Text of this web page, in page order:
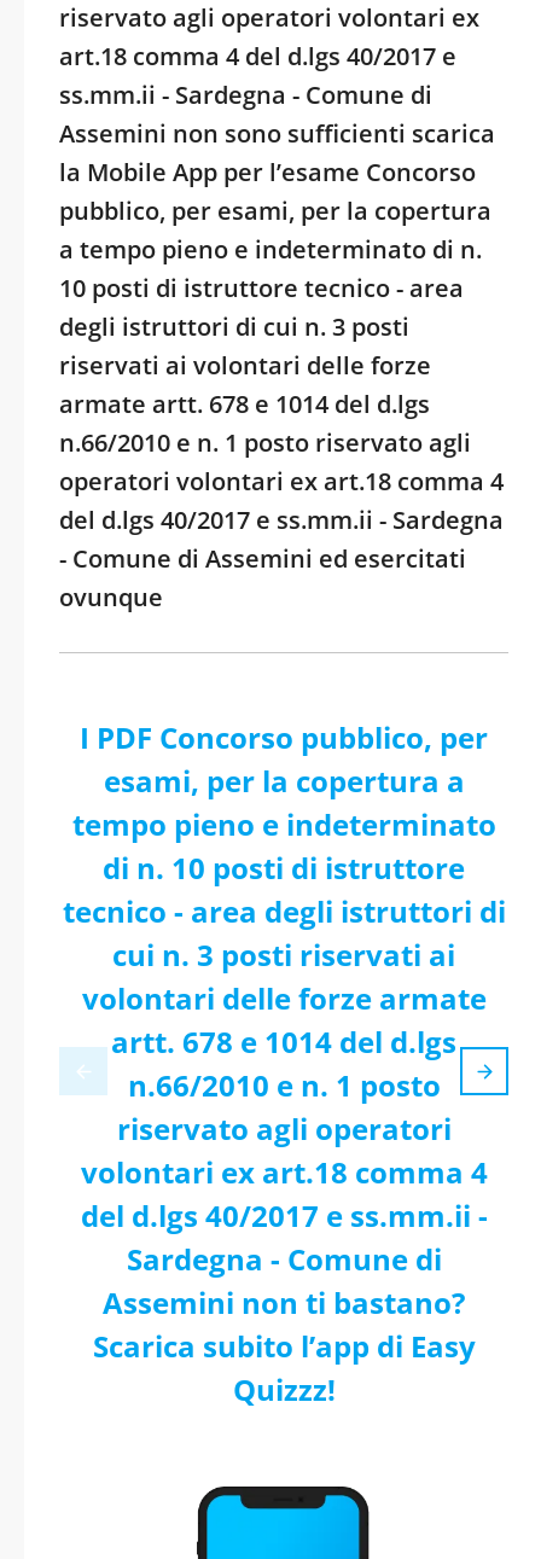
riservato agli operatori volontari ex
art.18 comma 4 del d.lgs 40/2017 e
ss.mm.ii - Sardegna - Comune di
Assemini non sono sufficienti scarica
la Mobile App per l’esame Concorso
pubblico, per esami, per la copertura
a tempo pieno e indeterminato di n.
10 posti di istruttore tecnico - area
degli istruttori di cui n. 3 posti
riservati ai volontari delle forze
armate artt. 678 e 1014 del d.lgs
n.66/2010 e n. 1 posto riservato agli
operatori volontari ex art.18 comma 4
del d.lgs 40/2017 e ss.mm.ii - Sardegna
- Comune di Assemini ed esercitati
ovunque
I PDF Concorso pubblico, per
esami, per la copertura a
tempo pieno e indeterminato
di n. 10 posti di istruttore
tecnico - area degli istruttori di
cui n. 3 posti riservati ai
volontari delle forze armate
artt. 678 e 1014 del d.lgs
n.66/2010 e n. 1 posto
riservato agli operatori
volontari ex art.18 comma 4
del d.lgs 40/2017 e ss.mm.ii -
Sardegna - Comune di
Assemini non ti bastano?
Scarica subito l’app di Easy
Quizzz!